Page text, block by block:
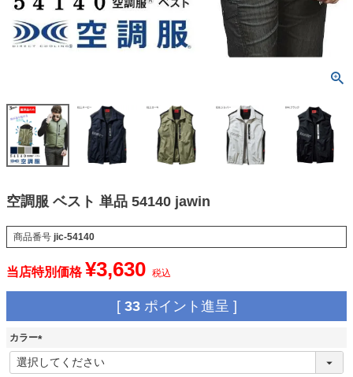
空調服 ベスト 単品 54140 jawin
商品番号 jic-54140
当店特別価格 ¥3,630 税込
[ 33 ポイント進呈 ]
カラー
(
必